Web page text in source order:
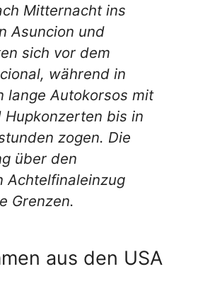
Mitternacht ins
Asuncion und
sich vor dem
während in
lange Autokorsos mit
Hupkonzerten bis in
zogen. Die
über den
Achtelfinaleinzug
Grenzen.
aus den USA